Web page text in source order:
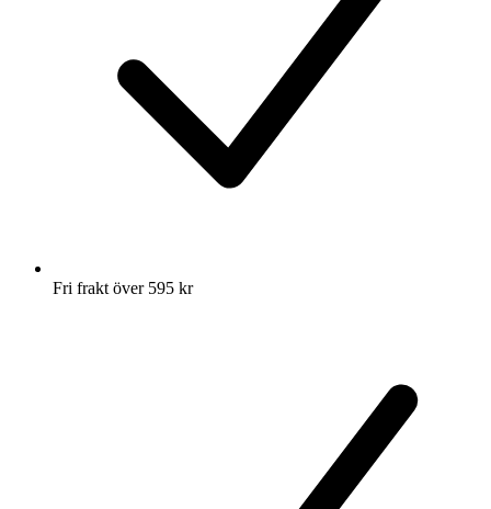
Fri frakt över 595 kr